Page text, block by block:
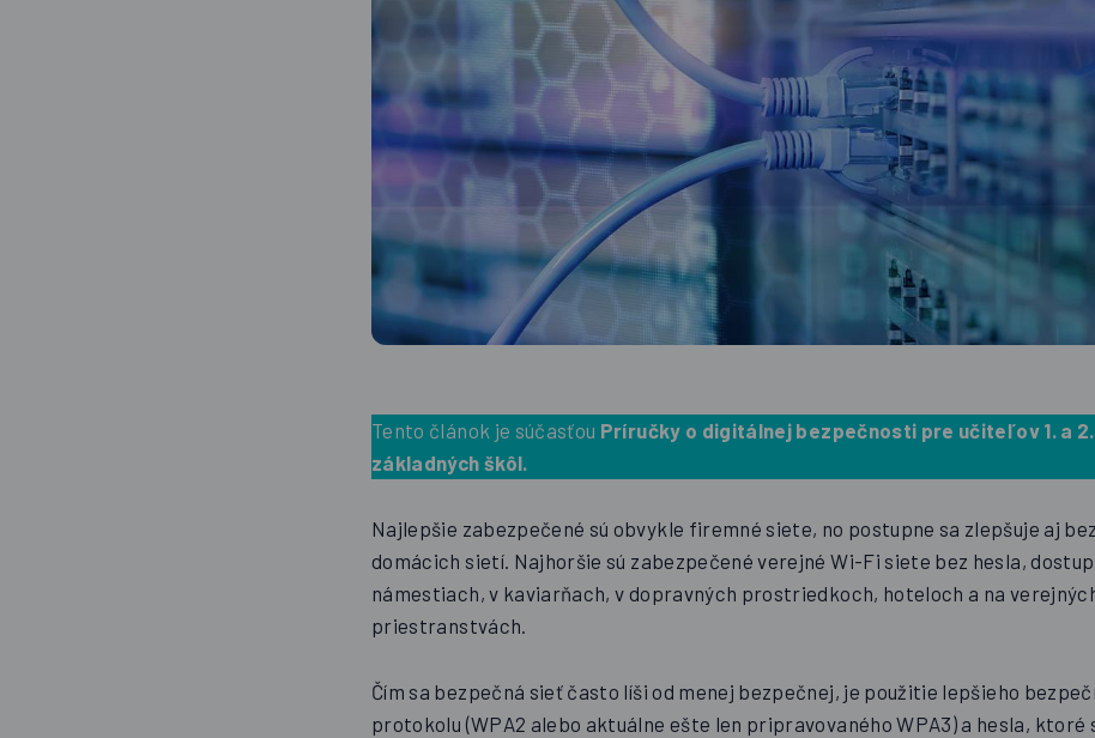
Tento článok je súčasťou Príručky o digitálnej bezpečnosti pre učiteľov 1. a
základných škôl.
Najlepšie zabezpečené sú obvykle firemné siete, no postupne sa zlepšuje aj
domácich sietí. Najhoršie sú zabezpečené verejné Wi-Fi siete bez hesla,
námestiach, v kaviarňach, v dopravných prostriedkoch, hoteloch a na
priestranstvách.
Čím sa bezpečná sieť často líši od menej bezpečnej, je použitie lepšieho
protokolu (WPA2 alebo aktuálne ešte len pripravovaného WPA3) a hesla,